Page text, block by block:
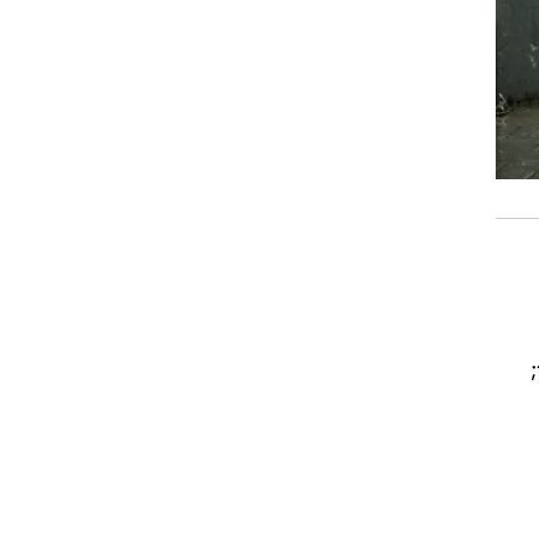
טבריה 10-17; נצרת 10-16; עפולה 9-18; בית שאן 11-18; לוד 11-18; אשדוד 12-18; עין גדי 15-20;